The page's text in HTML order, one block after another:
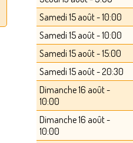
Samedi 15 août - 10:00
Samedi 15 août - 10:00
Samedi 15 août - 15:00
Samedi 15 août - 20:30
Dimanche 16 août -
10:00
Dimanche 16 août -
10:00